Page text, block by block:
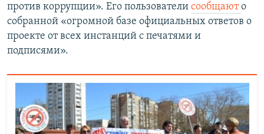
против коррупции». Его пользователи сообщаюто
собранной «огромной базе официальных ответов о
проекте от всех инстанций с печатями и
подписями».